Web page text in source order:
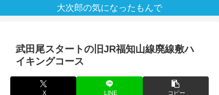
大次郎の気になったもんで
武田尾スタートの旧JR福知山線廃線敷ハ
イキングコース
X LINE コピー